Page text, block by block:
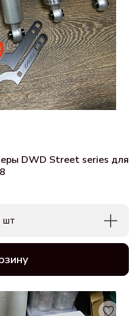
DWD Street series для
шт